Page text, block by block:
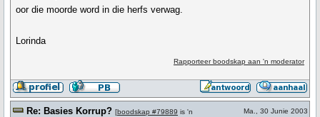
oor die moorde word in die herfs verwag.
Lorinda
Rapporteer boodskap aan 'n moderator
Re: Basies Korrup? [boodskap #79889 is 'n
Ma., 30 Junie 2003